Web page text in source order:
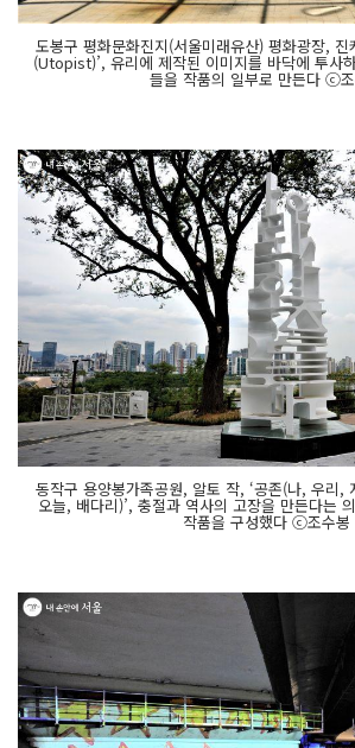
도봉구 평화문화진지(서울미래유산) 평화광장, 진
(Utopist)’, 유리에 제작된 이미지를 바닥에 투사
들을 작품의 일부로 만든다 ⓒ
동작구 용양봉가족공원, 알토 작, ‘공존(나, 우리,
오늘, 배다리)’, 충절과 역사의 고장을 만든다는
작품을 구성했다 ⓒ조수봉